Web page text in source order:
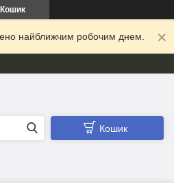
Кошик
найближчим робочим днем.
Кошик